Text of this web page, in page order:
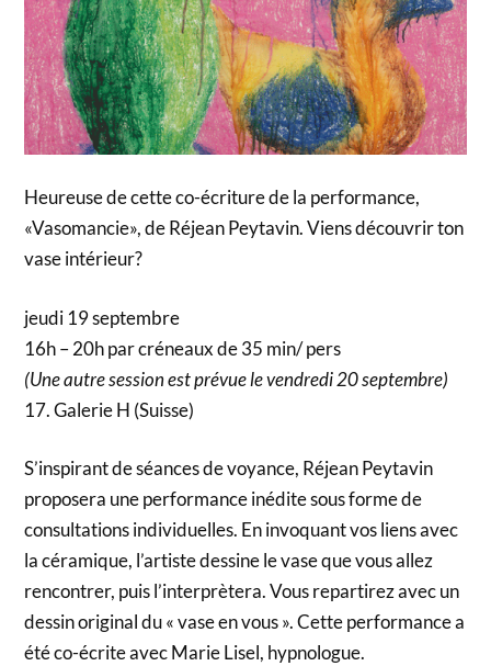
Heureuse de cette co-écriture de la performance,
«Vasomancie», de Réjean Peytavin. Viens découvrir ton
vase intérieur?
jeudi 19 septembre
16h – 20h par créneaux de 35 min/ pers
(Une autre session est prévue le vendredi 20 septembre)
17. Galerie H (Suisse)
S’inspirant de séances de voyance, Réjean Peytavin
proposera une performance inédite sous forme de
consultations individuelles. En invoquant vos liens avec
la céramique, l’artiste dessine le vase que vous allez
rencontrer, puis l’interprètera. Vous repartirez avec un
dessin original du « vase en vous ». Cette performance a
été co-écrite avec Marie Lisel, hypnologue.